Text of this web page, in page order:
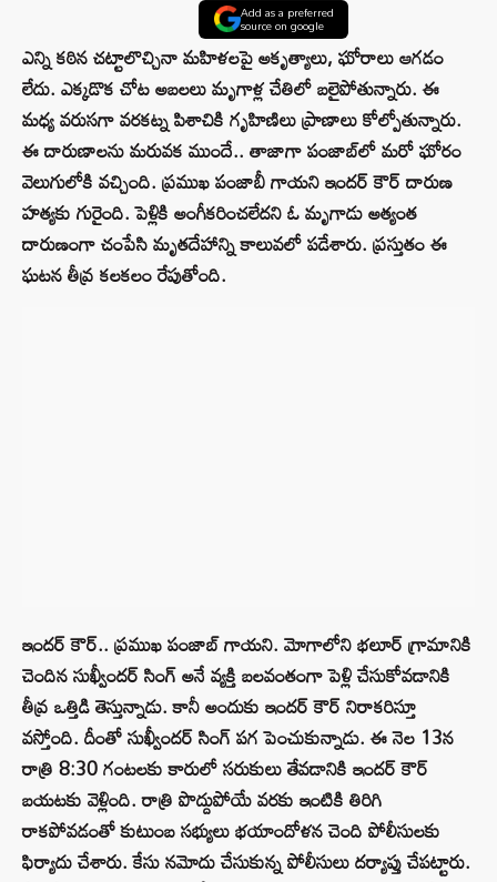
Add as a preferred
source on google
ఎన్ని కఠిన చట్టాలొచ్చినా మహిళలపై అకృత్యాలు, ఘోరాలు ఆగడం
లేదు. ఎక్కడొక చోట అబలలు మృగాళ్ల చేతిలో బలైపోతున్నారు. ఈ
మధ్య వరుసగా వరకట్న పిశాచికి గృహిణిలు ప్రాణాలు కోల్పోతున్నారు.
ఈ దారుణాలను మరువక ముందే.. తాజాగా పంజాబ్‌లో మరో ఘోరం
వెలుగులోకి వచ్చింది. ప్రముఖ పంజాబీ గాయని ఇందర్ కౌర్ దారుణ
హత్యకు గురైంది. పెళ్లికి అంగీకరించలేదని ఓ మృగాడు అత్యంత
దారుణంగా చంపేసి మృతదేహాన్ని కాలువలో పడేశారు. ప్రస్తుతం ఈ
ఘటన తీవ్ర కలకలం రేపుతోంది.
ఇందర్ కౌర్.. ప్రముఖ పంజాబ్ గాయని. మోగాలోని భలూర్ గ్రామానికి
చెందిన సుఖ్వీందర్ సింగ్ అనే వ్యక్తి బలవంతంగా పెళ్లి చేసుకోవడానికి
తీవ్ర ఒత్తిడి తెస్తున్నాడు. కానీ అందుకు ఇందర్ కౌర్ నిరాకరిస్తూ
వస్తోంది. దీంతో సుఖ్వీందర్ సింగ్ పగ పెంచుకున్నాడు. ఈ నెల 13న
రాత్రి 8:30 గంటలకు కారులో సరుకులు తేవడానికి ఇందర్ కౌర్
బయటకు వెళ్లింది. రాత్రి పొద్దుపోయే వరకు ఇంటికి తిరిగి
రాకపోవడంతో కుటుంబ సభ్యులు భయాందోళన చెంది పోలీసులకు
ఫిర్యాదు చేశారు. కేసు నమోదు చేసుకున్న పోలీసులు దర్యాప్తు చేపట్టారు.